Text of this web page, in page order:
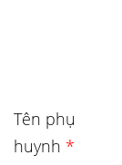
Tên phụ
huynh *